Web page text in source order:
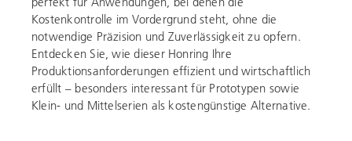
Kostenkontrolle im Vordergrund steht, ohne die
notwendige Präzision und Zuverlässigkeit zu opfern.
Entdecken Sie, wie dieser Honring Ihre
Produktionsanforderungen effizient und wirtschaftlich
erfüllt – besonders interessant für Prototypen sowie
Klein- und Mittelserien als kostengünstige Alternative.